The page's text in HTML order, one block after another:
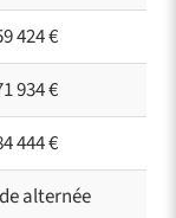
424 €
934 €
444 €
alternée